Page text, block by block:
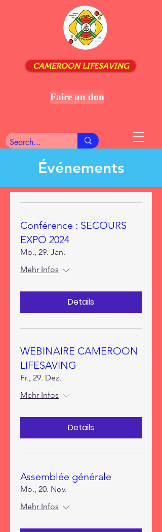
Faire un don
CAMEROON LIFESAVING
Événements
Conférence : SECOURS
EXPO 2024
Mo., 29. Jan.
Mehr Infos
Details
WEBINAIRE CAMEROON
LIFESAVING
Fr., 29. Dez.
Mehr Infos
Details
Assemblée générale
Mo., 20. Nov.
Mehr Infos